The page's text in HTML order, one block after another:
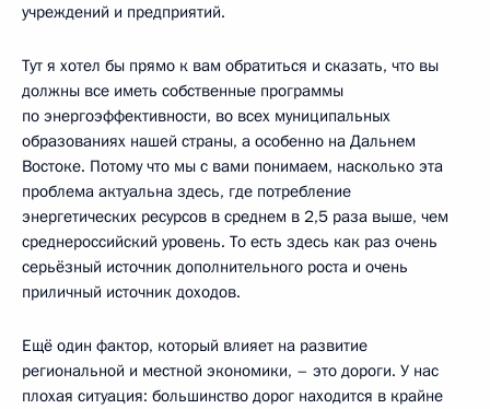
учреждений и предприятий.
Тут я хотел бы прямо к вам обратиться и сказать, что вы
должны все иметь собственные программы
по энергоэффективности, во всех муниципальных
образованиях нашей страны, а особенно на Дальнем
Востоке. Потому что мы с вами понимаем, насколько эта
проблема актуальна здесь, где потребление
энергетических ресурсов в среднем в 2,5 раза выше, чем
среднероссийский уровень. То есть здесь как раз очень
серьёзный источник дополнительного роста и очень
приличный источник доходов.
Ещё один фактор, который влияет на развитие
региональной и местной экономики, – это дороги. У нас
плохая ситуация: большинство дорог находится в крайне